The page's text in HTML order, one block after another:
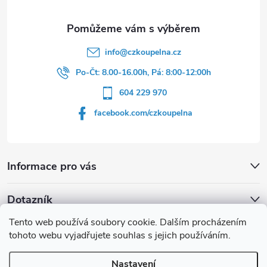
Tento web používá soubory cookie. Dalším procházením
tohoto webu vyjadřujete souhlas s jejich používáním.
Nastavení
Informace pro vás
info@czkoupelna.cz
Po-Čt: 8.00-16.00h, Pá: 8:00-12:00h
604 229 970
facebook.com/czkoupelna
Dotazník
Líbí se vám u sprchového koutu rám barvě
Počet hlasů:149